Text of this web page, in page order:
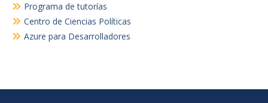
Programa de tutorías
Centro de Ciencias Políticas
Azure para Desarrolladores